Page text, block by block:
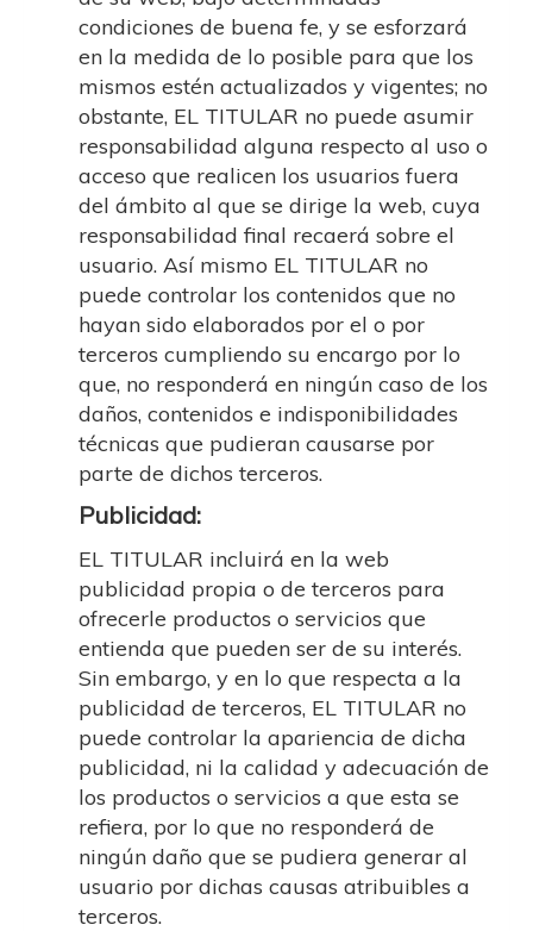
condiciones de buena fe, y se esforzará
en la medida de lo posible para que los
mismos estén actualizados y vigentes; no
obstante, EL TITULAR no puede asumir
responsabilidad alguna respecto al uso o
acceso que realicen los usuarios fuera
del ámbito al que se dirige la web, cuya
responsabilidad final recaerá sobre el
usuario. Así mismo EL TITULAR no
puede controlar los contenidos que no
hayan sido elaborados por el o por
terceros cumpliendo su encargo por lo
que, no responderá en ningún caso de los
daños, contenidos e indisponibilidades
técnicas que pudieran causarse por
parte de dichos terceros.
Publicidad:
EL TITULAR incluirá en la web
publicidad propia o de terceros para
ofrecerle productos o servicios que
entienda que pueden ser de su interés.
Sin embargo, y en lo que respecta a la
publicidad de terceros, EL TITULAR no
puede controlar la apariencia de dicha
publicidad, ni la calidad y adecuación de
los productos o servicios a que esta se
refiera, por lo que no responderá de
ningún daño que se pudiera generar al
usuario por dichas causas atribuibles a
terceros.